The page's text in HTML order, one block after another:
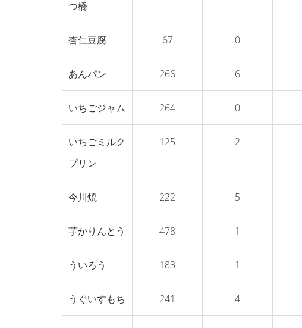
つ橋
杏仁豆腐 67 0
あんパン 266 6
いちごジャム 264 0
いちごミルク
プリン
125 2
今川焼 222 5
芋かりんとう 478 1
ういろう 183 1
うぐいすもち 241 4